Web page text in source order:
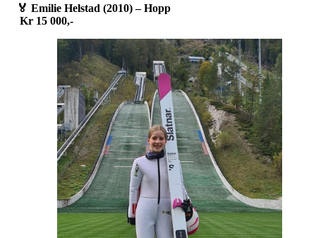
🏅 Emilie Helstad (2010) – Hopp
Kr 15 000,-